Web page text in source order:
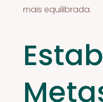
mais equilibrada.